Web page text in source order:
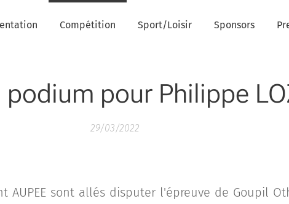
Compétition Sport/Loisir Sponsors
podium pour Philippe
29/03/2022
AUPEE sont allés disputer l'épreuve de Goupil